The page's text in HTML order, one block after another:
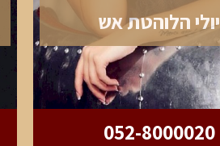
יולי הלוהטת אש
052-8000020